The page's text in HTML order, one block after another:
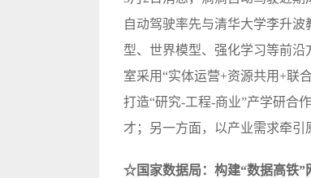
自动驾驶率先与清华大学李升
型、世界模型、强化学习等前
室采用“实体运营+资源共用+联
打造“研究-工程-商业”产学研合
才；另一方面，以产业需求牵引
☆国家数据局：构建“数据高铁”